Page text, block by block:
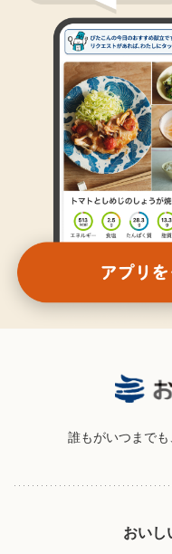
誰もがいつまでも
おいし